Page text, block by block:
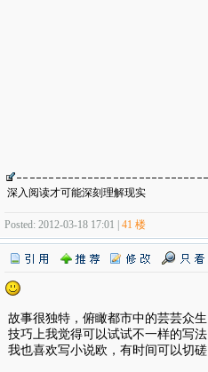
深入阅读才可能深刻理解现实
Posted: 2012-03-18 17:01 | 41 楼
故事很独特，俯瞰都市中的芸芸众
技巧上我觉得可以试试不一样的写
我也喜欢写小说欧，有时间可以切